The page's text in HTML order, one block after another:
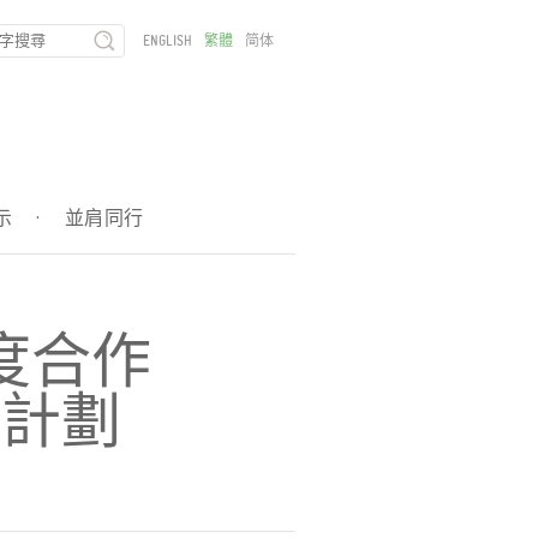
· 並肩同行
ENGLISH 繁體 简体
合作
劃